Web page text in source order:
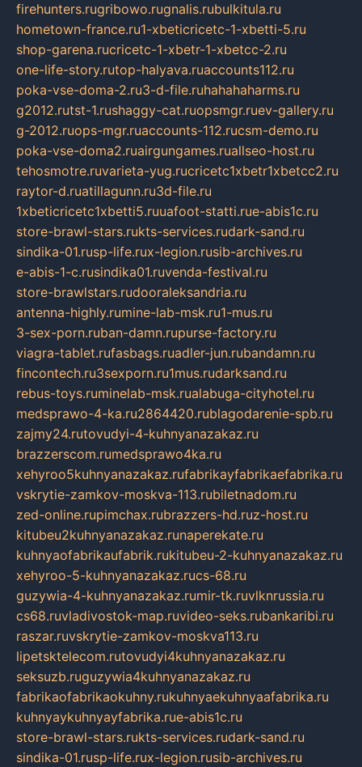
firehunters.rugribowo.rugnalis.rubulkitula.ru
hometown-france.ru1-xbeticricetc-1-xbetti-5.ru
shop-garena.rucricetc-1-xbetr-1-xbetcc-2.ru
one-life-story.rutop-halyava.ruaccounts112.ru
poka-vse-doma-2.ru3-d-file.ruhahahaharms.ru
g2012.rutst-1.rushaggy-cat.ruopsmgr.ruev-gallery.ru
g-2012.ruops-mgr.ruaccounts-112.rucsm-demo.ru
poka-vse-doma2.ruairgungames.ruallseo-host.ru
tehosmotre.ruvarieta-yug.rucricetc1xbetr1xbetcc2.ru
raytor-d.ruatillagunn.ru3d-file.ru
1xbeticricetc1xbetti5.ruuafoot-statti.rue-abis1c.ru
store-brawl-stars.rukts-services.rudark-sand.ru
sindika-01.rusp-life.rux-legion.rusib-archives.ru
e-abis-1-c.rusindika01.ruvenda-festival.ru
store-brawlstars.rudooraleksandria.ru
antenna-highly.rumine-lab-msk.ru1-mus.ru
3-sex-porn.ruban-damn.rupurse-factory.ru
viagra-tablet.rufasbags.ruadler-jun.rubandamn.ru
fincontech.ru3sexporn.ru1mus.rudarksand.ru
rebus-toys.ruminelab-msk.rualabuga-cityhotel.ru
medsprawo-4-ka.ru2864420.rublagodarenie-spb.ru
zajmy24.rutovudyi-4-kuhnyanazakaz.ru
brazzerscom.rumedsprawo4ka.ru
xehyroo5kuhnyanazakaz.rufabrikayfabrikaefabrika.ru
vskrytie-zamkov-moskva-113.rubiletnadom.ru
zed-online.rupimchax.rubrazzers-hd.ruz-host.ru
kitubeu2kuhnyanazakaz.runaperekate.ru
kuhnyaofabrikaufabrik.rukitubeu-2-kuhnyanazakaz.ru
xehyroo-5-kuhnyanazakaz.rucs-68.ru
guzywia-4-kuhnyanazakaz.rumir-tk.ruvlknrussia.ru
cs68.ruvladivostok-map.ruvideo-seks.rubankaribi.ru
raszar.ruvskrytie-zamkov-moskva113.ru
lipetsktelecom.rutovudyi4kuhnyanazakaz.ru
seksuzb.ruguzywia4kuhnyanazakaz.ru
fabrikaofabrikaokuhny.rukuhnyaekuhnyaafabrika.ru
kuhnyaykuhnyayfabrika.rue-abis1c.ru
store-brawl-stars.rukts-services.rudark-sand.ru
sindika-01.rusp-life.rux-legion.rusib-archives.ru